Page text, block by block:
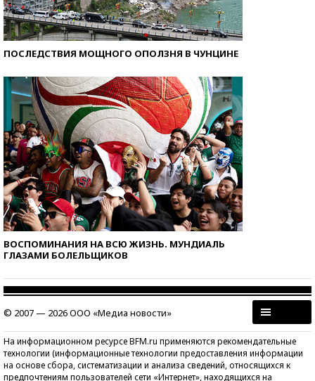
ПОСЛЕДСТВИЯ МОЩНОГО ОПОЛЗНЯ В ЧУНЦИНЕ
ВОСПОМИНАНИЯ НА ВСЮ ЖИЗНЬ. МУНДИАЛЬ
ГЛАЗАМИ БОЛЕЛЬЩИКОВ
© 2007 — 2026 ООО «Медиа новости»
На информационном ресурсе BFM.ru применяются рекомендательные
технологии (информационные технологии предоставления информации
на основе сбора, систематизации и анализа сведений, относящихся к
предпочтениям пользователей сети «Интернет», находящихся на